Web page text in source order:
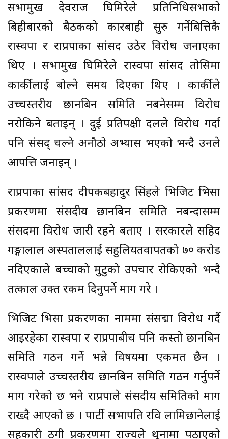
सभामुख देवराज घिमिरेले प्रतिनिधिसभाको
बिहीबारको बैठकको कारबाही सुरु गर्नेबित्तिकै
रास्वपा र राप्रपाका सांसद उठेर विरोध जनाएका
थिए । सभामुख घिमिरेले रास्वपा सांसद तोसिमा
कार्कीलाई बोल्ने समय दिएका थिए । कार्कीले
उच्चस्तरीय छानबिन समिति नबनेसम्म विरोध
नरोकिने बताइन् । दुई प्रतिपक्षी दलले विरोध गर्दा
पनि संसद् चल्ने अनौठो अभ्यास भएको भन्दै उनले
आपत्ति जनाइन् ।
राप्रपाका सांसद दीपकबहादुर सिंहले भिजिट भिसा
प्रकरणमा संसदीय छानबिन समिति नबन्दासम्म
संसदमा विरोध जारी रहने बताए । सरकारले सहिद
गङ्गालाल अस्पताललाई सहुलियतवापतको ७० करोड
नदिएकाले बच्चाको मुटुको उपचार रोकिएको भन्दै
तत्काल उक्त रकम दिनुपर्ने माग गरे ।
भिजिट भिसा प्रकरणका नाममा संसद्मा विरोध गर्दै
आइरहेका रास्वपा र राप्रपाबीच पनि कस्तो छानबिन
समिति गठन गर्ने भन्ने विषयमा एकमत छैन ।
रास्वपाले उच्चस्तरीय छानबिन समिति गठन गर्नुपर्ने
माग गरेको छ भने राप्रपाले संसदीय समितिको माग
राख्दै आएको छ । पार्टी सभापति रवि लामिछानेलाई
सहकारी ठगी प्रकरणमा राज्यले थुनामा पठाएको